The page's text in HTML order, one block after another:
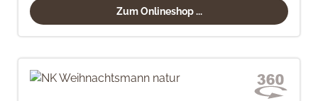
Zum Onlineshop ...